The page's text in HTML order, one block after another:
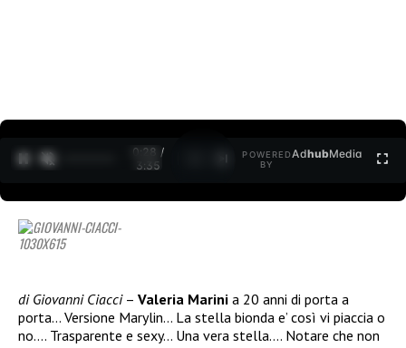
0:30 /
3:35
POWERED
BY
AdhubMedia
di Giovanni Ciacci– Valeria Marini a 20 anni di porta a
porta… Versione Marylin… La stella bionda e’ così vi piaccia o
no…. Trasparente e sexy… Una vera stella…. Notare che non